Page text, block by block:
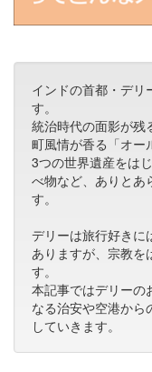
インドの首都・デ
す。
統治時代の面影が残
町風情が香る「オー
3つの世界遺産をは
べ物など、ありとあ
す。
デリーは旅行好きに
ありますが、宗教を
す。
本記事ではデリーの
なる治安や空港から
していきます。